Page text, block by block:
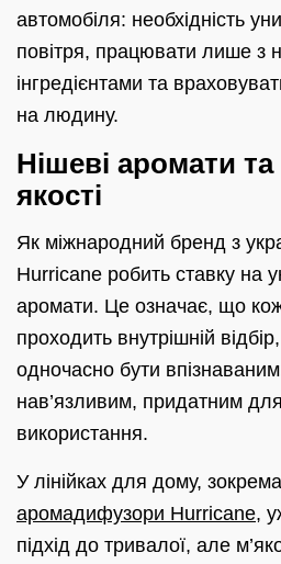
автомобіля: необхідність
повітря, працювати лише з
інгредієнтами та
на людину.
Нішеві аромати
якості
Як міжнародний бренд з
Hurricane робить ставку на
аромати. Це означає, що
проходить внутрішній
одночасно бути
нав’язливим, придатним
використання.
У лінійках для дому, зокрема
аромадифузори Hurricane,
підхід до тривалої, але